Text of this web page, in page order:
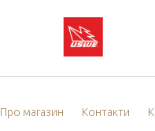
Про магазин Контакти